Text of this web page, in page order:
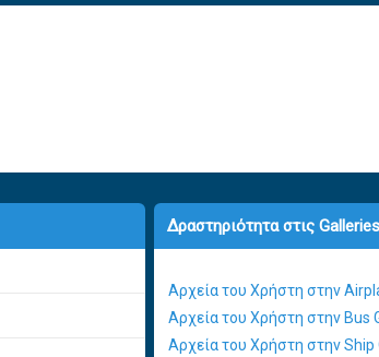
Δραστηριότητα στις Galleries
Αρχεία του Χρήστη στην
Αρχεία του Χρήστη στην Bus
Αρχεία του Χρήστη στην Ship